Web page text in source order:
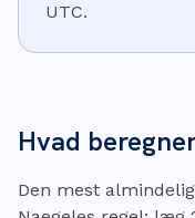
UTC.
Hvad
Den mest